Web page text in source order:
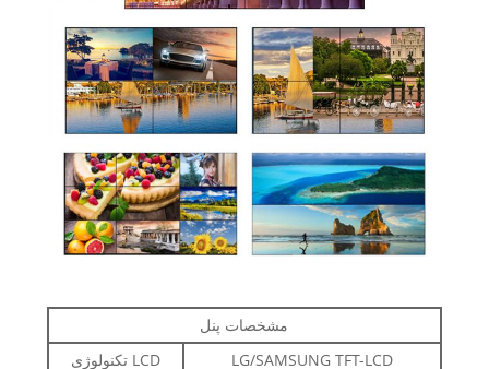
مشخصات پنل
تکنولوژی LCD
LG/SAMSUNG TFT-LCD